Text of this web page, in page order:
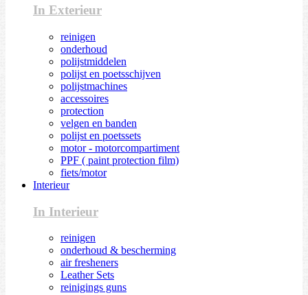
In Exterieur
reinigen
onderhoud
polijstmiddelen
polijst en poetsschijven
polijstmachines
accessoires
protection
velgen en banden
polijst en poetssets
motor - motorcompartiment
PPF ( paint protection film)
fiets/motor
Interieur
In Interieur
reinigen
onderhoud & bescherming
air fresheners
Leather Sets
reinigings guns